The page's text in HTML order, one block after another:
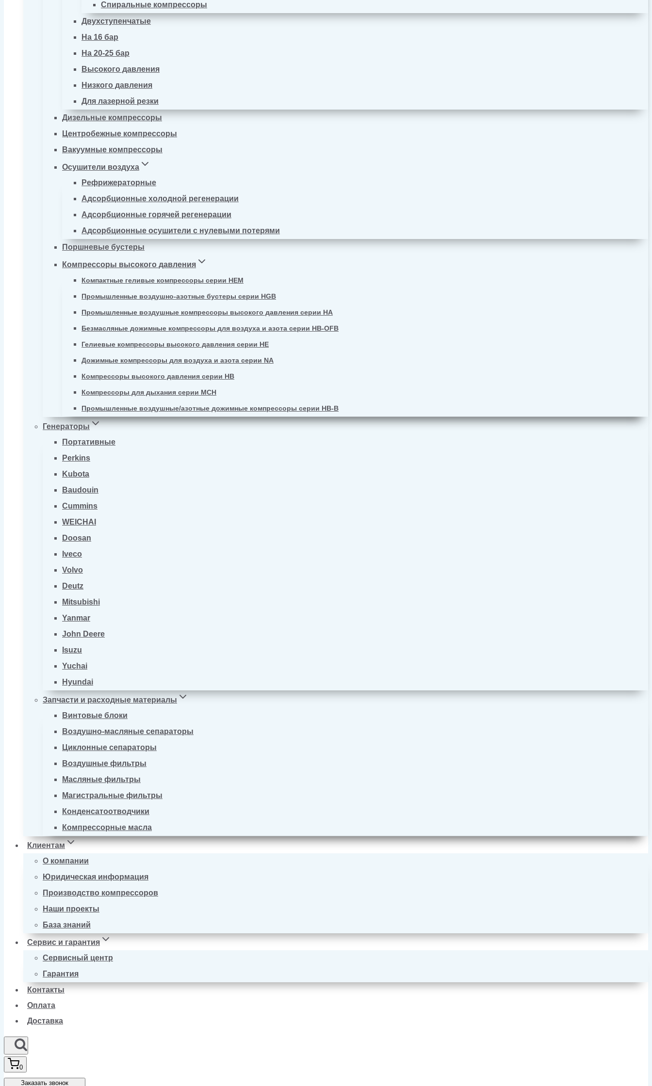
Спиральные компрессоры
Двухступенчатые
На 16 бар
На 20-25 бар
Высокого давления
Низкого давления
Для лазерной резки
Дизельные компрессоры
Центробежные компрессоры
Вакуумные компрессоры
Осушители воздуха
Рефрижераторные
Адсорбционные холодной регенерации
Адсорбционные горячей регенерации
Адсорбционные осушители с нулевыми потерями
Поршневые бустеры
Компрессоры высокого давления
Компактные геливые компрессоры серии HEM
Промышленные воздушно-азотные бустеры серии HGB
Промышленные воздушные компрессоры высокого давления серии HA
Безмасляные дожимные компрессоры для воздуха и азота серии HB-OFB
Гелиевые компрессоры высокого давления серии HE
Дожимные компрессоры для воздуха и азота серии NA
Компрессоры высокого давления серии HB
Компрессоры для дыхания серии MCH
Промышленные воздушные/азотные дожимные компрессоры серии HB-B
Генераторы
Портативные
Perkins
Kubota
Baudouin
Cummins
WEICHAI
Doosan
Iveco
Volvo
Deutz
Mitsubishi
Yanmar
John Deere
Isuzu
Yuchai
Hyundai
Запчасти и расходные материалы
Винтовые блоки
Воздушно-масляные сепараторы
Циклонные сепараторы
Воздушные фильтры
Масляные фильтры
Магистральные фильтры
Конденсатоотводчики
Компрессорные масла
Клиентам
О компании
Юридическая информация
Производство компрессоров
Наши проекты
База знаний
Сервис и гарантия
Сервисный центр
Гарантия
Контакты
Оплата
Доставка
0
Заказать звонок